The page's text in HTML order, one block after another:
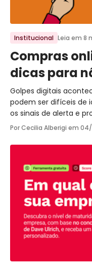
Ir para o post
Institucional Leia em 8
Compras
dicas para
Golpes digitais
podem ser difíceis de
os sinais de alerta e
a próxima compra.
Por Cecilia Alberigi em